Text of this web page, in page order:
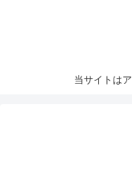
当サイトは